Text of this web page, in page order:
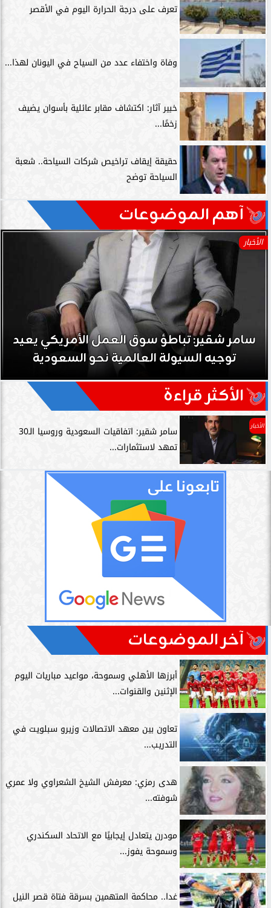
تعرف على درجة الحرارة اليوم في الأقصر
وفاة واختفاء عدد من السياح في اليونان لهذا...
خبير آثار: اكتشاف مقابر عائلية بأسوان يضيف
زخمًا...
حقيقة إيقاف تراخيص شركات السياحة.. شعبة
السياحة توضح
آهم الموضوعات
الأخبار
سامر شقير: نمو صناديق الاستثمار الخاصة دليل
حي على نجاح رؤية 2030...
الأكثر قراءة
الأخبار
سامر شقير: اتفاقيات السعودية وروسيا الـ30
تمهد لاستثمارات...
آخر الموضوعات
أبرزها الأهلي وسموحة، مواعيد مباريات اليوم
الإثنين والقنوات...
تعاون بين معهد الاتصالات وزيرو سبلويت في
التدريب...
هدى رمزي: معرفش الشيخ الشعراوي ولا عمري
شوفته...
مودرن يتعادل إيجابيًا مع الاتحاد السكندري
وسموحة يفوز...
غدا.. محاكمة المتهمين بسرقة فتاة قصر النيل